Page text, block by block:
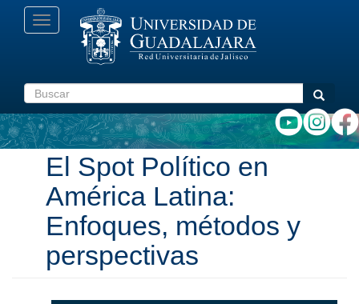
Pasar
Toggle
navigation
Buscar Buscar
El Spot Político en
América Latina:
Enfoques, métodos y
perspectivas